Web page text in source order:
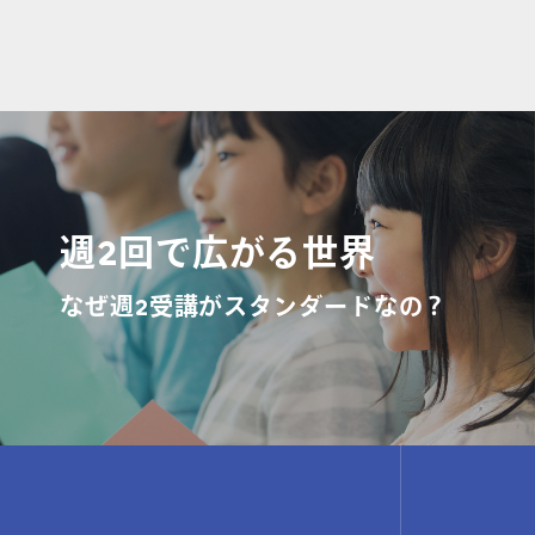
週2回で広がる世界
なぜ週2受講がスタンダードなの？